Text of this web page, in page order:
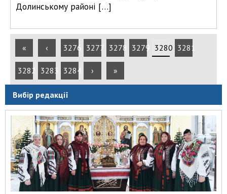
Долинському районі […]
« ‹ 3276 3277 3278 3279 3280 3281
3282 3283 3284 › »
Вибір редакції